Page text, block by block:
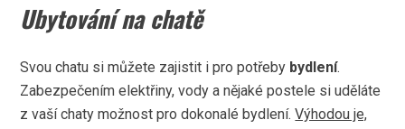
Ubytování na chatě
Svou chatu si můžete zajistit i pro potřeby bydlení.
Zabezpečením elektřiny, vody a nějaké postele si uděláte
z vaší chaty možnost pro dokonalé bydlení.Výhodou je,